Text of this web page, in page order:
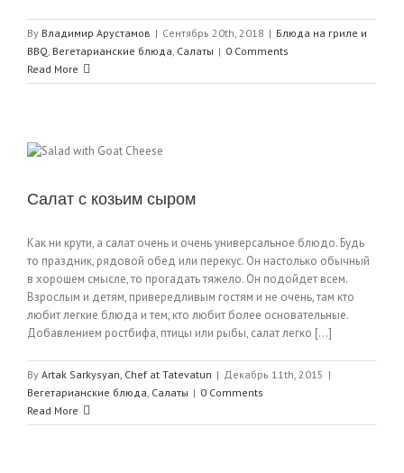
By Владимир Арустамов | Сентябрь 20th, 2018 | Блюда на гриле и
BBQ, Вегетарианские блюда, Салаты | 0 Comments
Read More
Салат с козьим сыром
Как ни крути, а салат очень и очень универсальное блюдо. Будь
то праздник, рядовой обед или перекус. Он настолько обычный
в хорошем смысле, то прогадать тяжело. Он подойдет всем.
Взрослым и детям, привередливым гостям и не очень, там кто
любит легкие блюда и тем, кто любит более основательные.
Добавлением ростбифа, птицы или рыбы, салат легко [...]
By Artak Sarkysyan, Chef at Tatevatun | Декабрь 11th, 2015 |
Вегетарианские блюда, Салаты | 0 Comments
Read More